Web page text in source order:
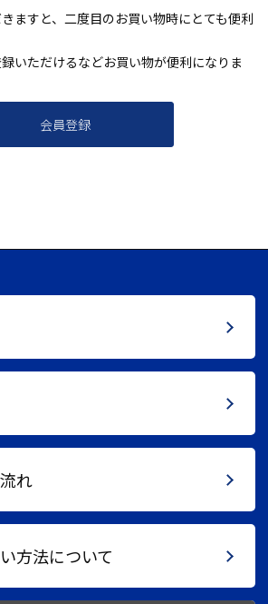
ますと、二度目のお買い物時にとても便利
いただけるなどお買い物が便利になりま
会員登録
れ
方法について